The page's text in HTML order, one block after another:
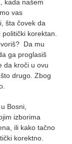
kada našem
vas
šta čovek da
korektan.
Da mu
ga proglasiš
da kroči u ovu
drugo. Zbog
Bosni,
izborima
ili kako tačno
korektno.